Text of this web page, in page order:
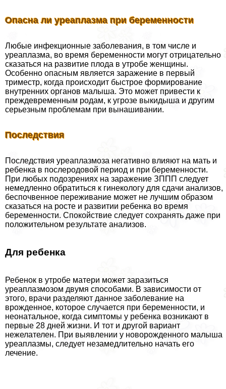
Опасна ли уреаплазма при беременности
Любые инфекционные заболевания, в том числе и
уреаплазма, во время беременности могут отрицательно
сказаться на развитие плода в утробе женщины.
Особенно опасным является заражение в первый
триместр, когда происходит быстрое формирование
внутренних органов малыша. Это может привести к
преждевременным родам, к угрозе выкидыша и другим
серьезным проблемам при вынашивании.
Последствия
Последствия уреаплазмоза негативно влияют на мать и
ребенка в послеродовой период и при беременности.
При любых подозрениях на заражение ЗППП следует
немедленно обратиться к гинекологу для сдачи анализов,
беспочвенное переживание может не лучшим образом
сказаться на росте и развитии ребенка во время
беременности. Спокойствие следует сохранять даже при
положительном результате анализов.
Для ребенка
Ребенок в утробе матери может заразиться
уреаплазмозом двумя способами. В зависимости от
этого, врачи разделяют данное заболевание на
врожденное, которое случается при беременности, и
неонатальное, когда симптомы у ребенка возникают в
первые 28 дней жизни. И тот и другой вариант
нежелателен. При выявлении у новорожденного малыша
уреаплазмы, следует незамедлительно начать его
лечение.